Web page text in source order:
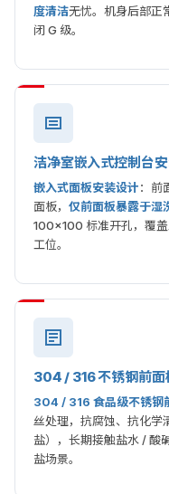
度清洁无忧。机身后部正
闭 G 级。
洁净室嵌入式控制台
嵌入式面板安装设计：前
面板， 仅前面板暴露于湿
100×100 标准开孔，覆
工位。
304 / 316 不锈钢前面
304 / 316 食品级不锈钢
丝处理，抗腐蚀、抗化学
盐），长期接触盐水 / 酸
盐场景。